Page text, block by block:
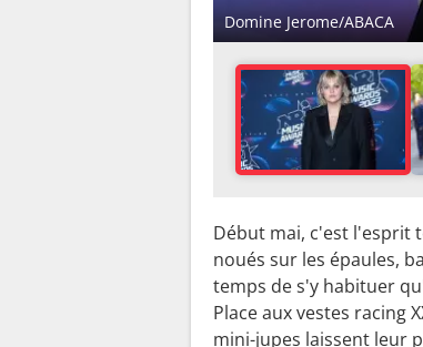
Domine Jerome/ABACA
Début mai, c'est l'esprit
noués sur les épaules,
temps de s'y habituer
Place aux vestes racing
mini-jupes laissent leur